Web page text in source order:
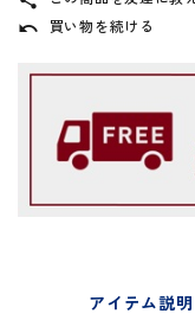
undo 買い物を続ける
アイテム説明